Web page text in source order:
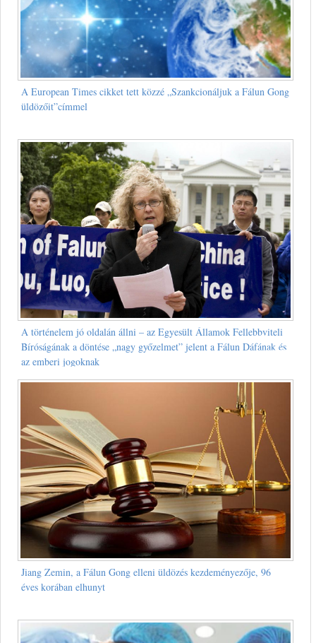
A European Times cikket tett közzé „Szankcionáljuk a Fálun Gong
üldözőit”címmel
A történelem jó oldalán állni – az Egyesült Államok Fellebbviteli
Bíróságának a döntése „nagy győzelmet” jelent a Fálun Dáfának és
az emberi jogoknak
Jiang Zemin, a Fálun Gong elleni üldözés kezdeményezője, 96
éves korában elhunyt